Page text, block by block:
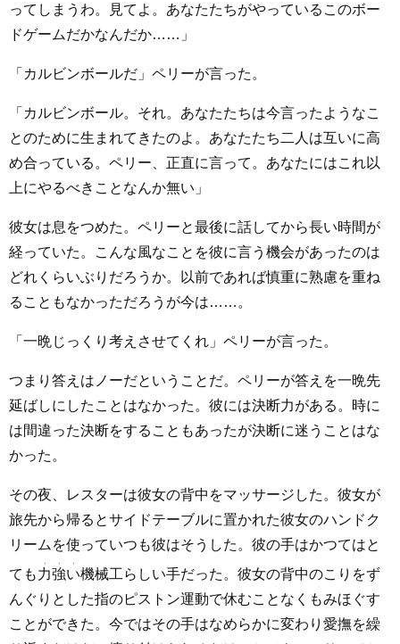
ってしまうわ。見てよ。あなたたちがやっているこのボー
ドゲームだかなんだか……」
「カルビンボールだ」ペリーが言った。
「カルビンボール。それ。あなたたちは今言ったようなこ
とのために生まれてきたのよ。あなたたち二人は互いに高
め合っている。ペリー、正直に言って。あなたにはこれ以
上にやるべきことなんか無い」
彼女は息をつめた。ペリーと最後に話してから長い時間が
経っていた。こんな風なことを彼に言う機会があったのは
どれくらいぶりだろうか。以前であれば慎重に熟慮を重ね
ることもなかっただろうが今は……。
「一晩じっくり考えさせてくれ」ペリーが言った。
つまり答えはノーだということだ。ペリーが答えを一晩先
延ばしにしたことはなかった。彼には決断力がある。時に
は間違った決断をすることもあったが決断に迷うことはな
かった。
その夜、レスターは彼女の背中をマッサージした。彼女が
旅先から帰るとサイドテーブルに置かれた彼女のハンドク
リームを使っていつも彼はそうした。彼の手はかつてはと
ても力強い機械工らしい手だった。彼女の背中のこりをず
んぐりとした指のピストン運動で休むことなくもみほぐす
ことができた。今ではその手はなめらかに変わり愛撫を繰